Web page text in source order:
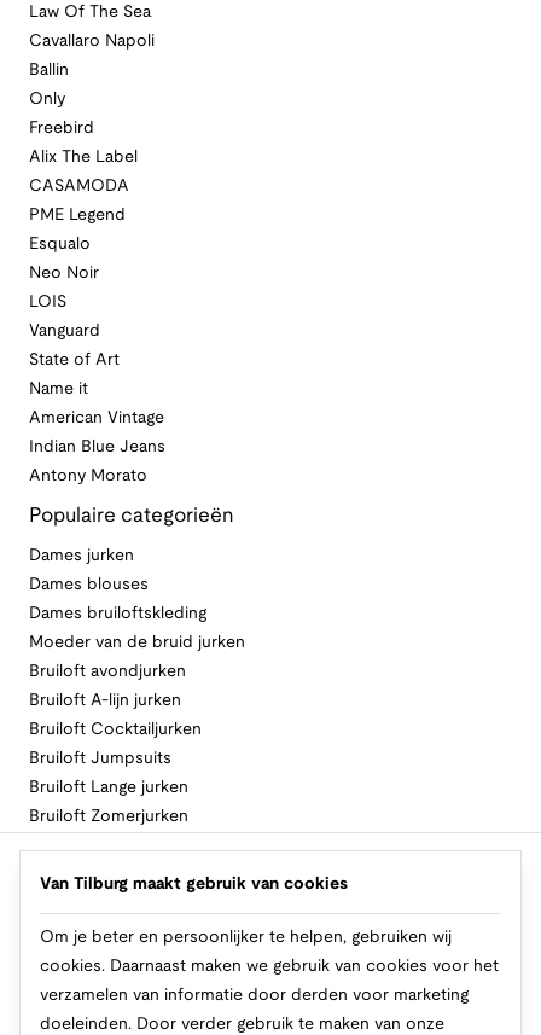
Law Of The Sea
Cavallaro Napoli
Ballin
Only
Freebird
Alix The Label
CASAMODA
PME Legend
Esqualo
Neo Noir
LOIS
Vanguard
State of Art
Name it
American Vintage
Indian Blue Jeans
Antony Morato
Populaire categorieën
Dames jurken
Dames blouses
Dames bruiloftskleding
Moeder van de bruid jurken
Bruiloft avondjurken
Bruiloft A-lijn jurken
Bruiloft Cocktailjurken
Bruiloft Jumpsuits
Bruiloft Lange jurken
Bruiloft Zomerjurken
Volg Van Tilburg
Makkelijk en veilig betalen
Van Tilburg maakt gebruik van cookies
Om je beter en persoonlijker te helpen, gebruiken wij
cookies. Daarnaast maken we gebruik van cookies voor het
verzamelen van informatie door derden voor marketing
doeleinden. Door verder gebruik te maken van onze